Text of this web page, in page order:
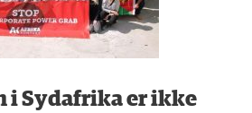
i Sydafrika er ikke